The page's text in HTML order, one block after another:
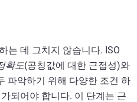
는 데 그치지 않습니다. ISO
확도(공칭값에 대한 근접성)와
파악하기 위해 다양한 조건 하
되어야 합니다. 이 단계는 근